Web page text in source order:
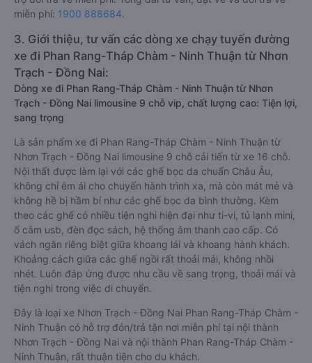
miễn phí: 1900 888684.
3. Giới thiệu, tư vấn các dòng xe chạy tuyến đường
xe đi Phan Rang-Tháp Chàm - Ninh Thuận từ Nhơn
Trạch - Đồng Nai:
Dòng xe đi Phan Rang-Tháp Chàm - Ninh Thuận từ Nhơn
Trạch - Đồng Nai limousine 9 chỗ vip, chất lượng cao: Tiện lợi,
sang trọng
Là sản phẩm xe đi Phan Rang-Tháp Chàm - Ninh Thuận từ
Nhơn Trạch - Đồng Nai limousine 9 chỗ cải tiến từ xe 16 chỗ.
Nội thất được làm lại với các ghế bọc da chuẩn Châu Âu,
không chỉ êm ái cho chuyến hành trình xa, mà còn mát mẻ và
không hề bị hầm bí như các ghế bọc da bình thường. Kèm
theo các ghế có nhiều tiện nghi hiện đại như ti-vi, tủ lạnh mini,
ổ cắm usb, đèn đọc sách, hệ thống âm thanh cao cấp. Có
vách ngăn riêng biệt giữa khoang lái và khoang hành khách.
Khoảng cách giữa các ghế ngồi rất thoải mái, không nhồi
nhét. Luôn đáp ứng được nhu cầu về sang trọng, thoải mái và
tiện nghi trong việc di chuyển.
Đây là loại xe Nhơn Trạch - Đồng Nai Phan Rang-Tháp Chàm -
Ninh Thuận có hỗ trợ đón/trả tận nơi miễn phí tại nội thành
Nhơn Trạch - Đồng Nai và nội thành Phan Rang-Tháp Chàm -
Ninh Thuận, rất thuận tiện cho du khách.